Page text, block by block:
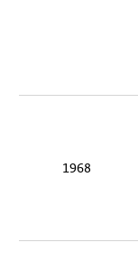
1968